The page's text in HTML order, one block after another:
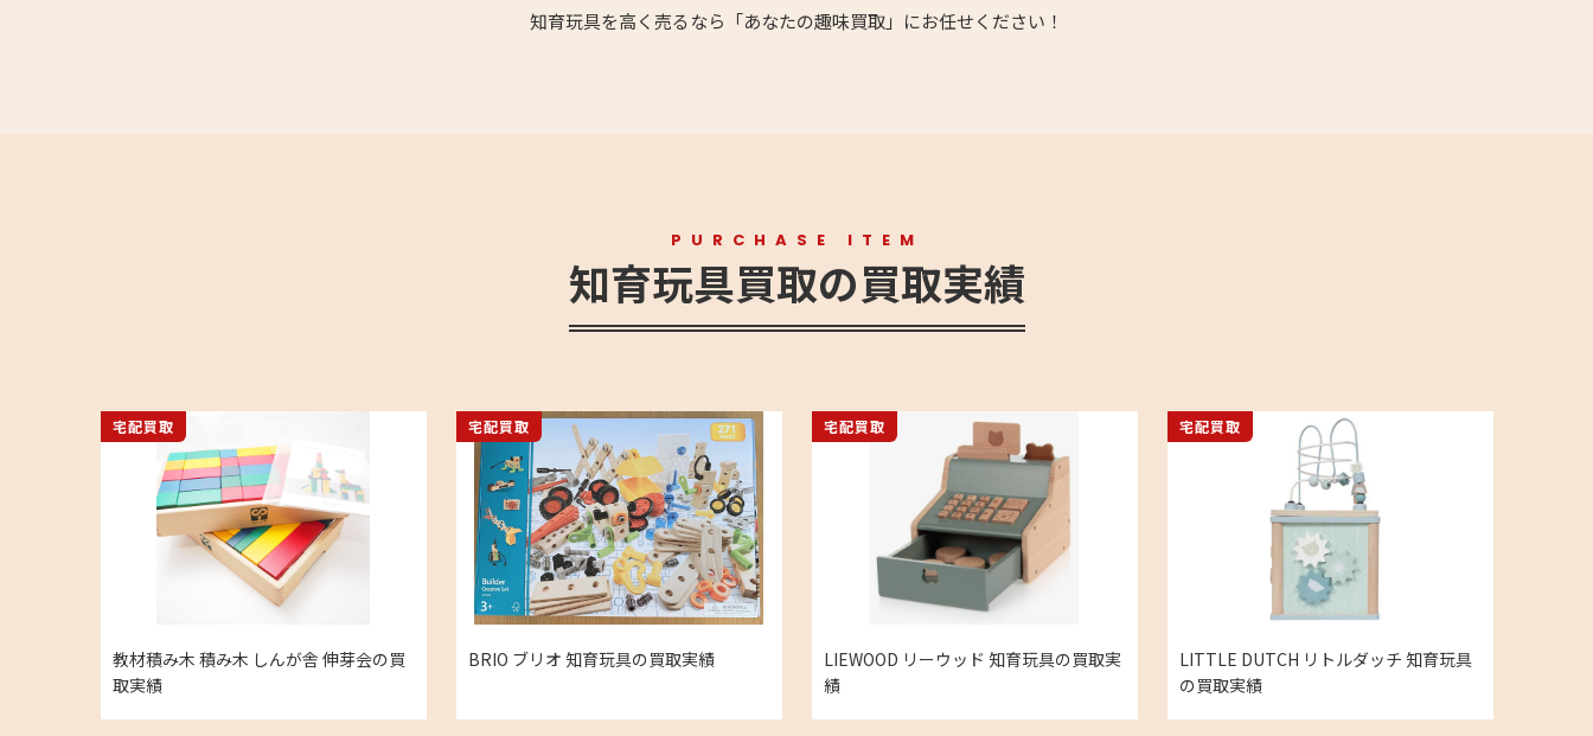
知育玩具を高く売るなら「あなたの趣味買取」にお任せください！
PURCHASE ITEM
知育玩具買取の買取実績
教材積み木 積み木 しんが舎 伸芽会の買
取実績
宅配買取
BRIO ブリオ 知育玩具の買取実績
宅配買取
LIEWOOD リーウッド 知育玩具の買取実
績
宅配買取
LITTLE DUTCH リトルダッチ 知育玩具
の買取実績
宅配買取